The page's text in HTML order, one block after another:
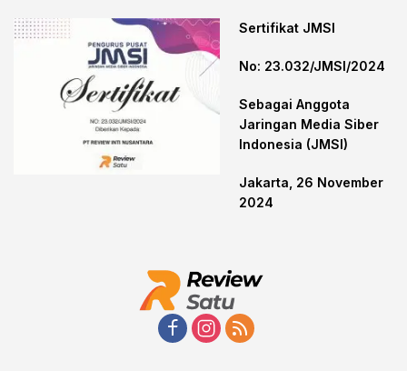
Sertifikat JMSI
No: 23.032/JMSI/2024
Sebagai Anggota
Jaringan Media Siber
Indonesia (JMSI)
Jakarta, 26 November
2024